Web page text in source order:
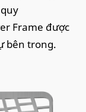
Frame được
bên trong.